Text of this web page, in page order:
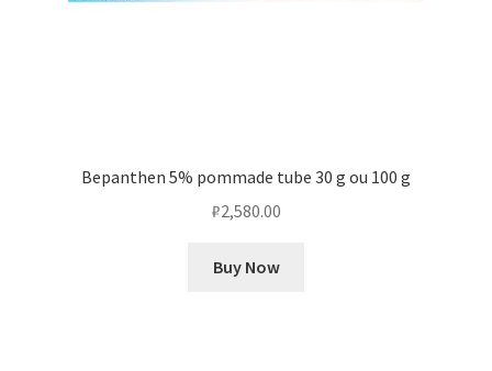
Bepanthen 5% pommade tube 30 g ou 100 g
₽2,580.00
Buy Now